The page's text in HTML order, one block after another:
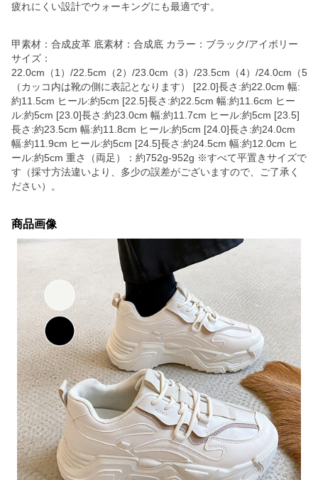
疲れにくい設計でウォーキングにも最適です。
甲素材：合成皮革 底素材：合成底 カラー：ブラック/アイボリー
サイズ：
22.0cm（1）/22.5cm（2）/23.0cm（3）/23.5cm（4）/24.0cm（5
（カッコ内は靴の側に表記となります） [22.0]長さ:約22.0cm 幅:
約11.5cm ヒール:約5cm [22.5]長さ:約22.5cm 幅:約11.6cm ヒー
ル:約5cm [23.0]長さ:約23.0cm 幅:約11.7cm ヒール:約5cm [23.5]
長さ:約23.5cm 幅:約11.8cm ヒール:約5cm [24.0]長さ:約24.0cm
幅:約11.9cm ヒール:約5cm [24.5]長さ:約24.5cm 幅:約12.0cm ヒ
ール:約5cm 重さ（両足）：約752g-952g ※すべて平置きサイズで
す（採寸方法違いより、多少の誤差がございますので、ご了承く
ださい）。
商品画像